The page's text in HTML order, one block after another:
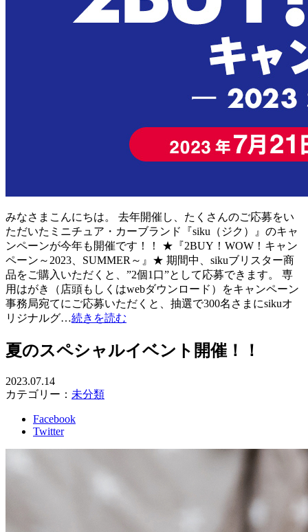
みなさまこんにちは。 去年開催し、たくさんのご応募をい
ただいたミニチュア・カーブランド『siku（ジク）』のキャ
ンペーンが今年も開催です！！ ★『2BUY！WOW！キャン
ペーン～2023、SUMMER～』★ 期間中、sikuブリスター商
品をご購入いただくと、”2個1口”として応募できます。 専
用はがき（店頭もしくはwebダウンロード）をキャンペーン
事務局宛てにご応募いただくと、抽選で300名さまにsikuオ
リジナルグ…続きを読む
夏のスペシャルイベント開催！！
2023.07.14
カテゴリー： 未分類
Facebook
Twitter